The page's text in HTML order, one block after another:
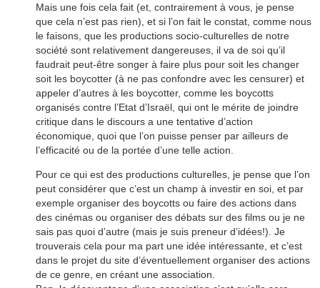
Mais une fois cela fait (et, contrairement à vous, je pense
que cela n’est pas rien), et si l’on fait le constat, comme nous
le faisons, que les productions socio-culturelles de notre
société sont relativement dangereuses, il va de soi qu’il
faudrait peut-être songer à faire plus pour soit les changer
soit les boycotter (à ne pas confondre avec les censurer) et
appeler d’autres à les boycotter, comme les boycotts
organisés contre l’Etat d’Israël, qui ont le mérite de joindre
critique dans le discours a une tentative d’action
économique, quoi que l’on puisse penser par ailleurs de
l’efficacité ou de la portée d’une telle action.
Pour ce qui est des productions culturelles, je pense que l’on
peut considérer que c’est un champ à investir en soi, et par
exemple organiser des boycotts ou faire des actions dans
des cinémas ou organiser des débats sur des films ou je ne
sais pas quoi d’autre (mais je suis preneur d’idées!). Je
trouverais cela pour ma part une idée intéressante, et c’est
dans le projet du site d’éventuellement organiser des actions
de ce genre, en créant une association.